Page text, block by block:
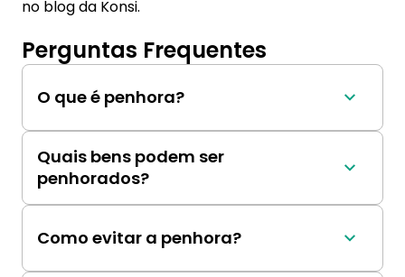
no blog da Konsi.
Perguntas Frequentes
O que é penhora?
É a apreensão judicial de bens do devedor
para pagamento de dívidas.
Quais bens podem ser
penhorados?
Varia conforme a lei, mas pode incluir imóveis,
Como evitar a penhora?
Pagando as dívidas em dia ou negociando